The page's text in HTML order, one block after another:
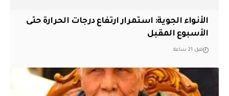
الأنواء الجوية: استمرار ارتفاع درجات الحرارة حتى
الأسبوع المقبل
قبل 21 ساعة